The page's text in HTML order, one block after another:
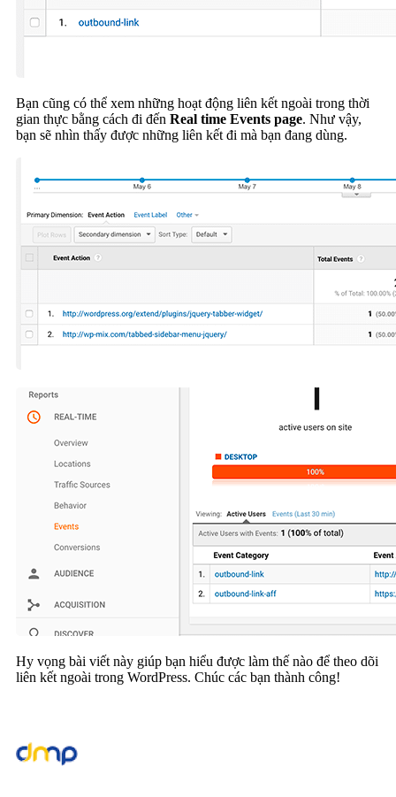
Bạn cũng có thể xem những hoạt động liên kết ngoài trong thời
gian thực bằng cách đi đến Real time Events page. Như vậy,
bạn sẽ nhìn thấy được những liên kết đi mà bạn đang dùng.
Hy vọng bài viết này giúp bạn hiểu được làm thế nào để theo dõi
liên kết ngoài trong WordPress. Chúc các bạn thành công!